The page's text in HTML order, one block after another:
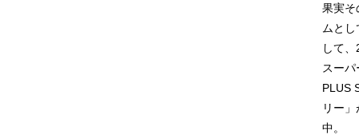
果実そ
ムと
して
スー
PLUS
リー
中。